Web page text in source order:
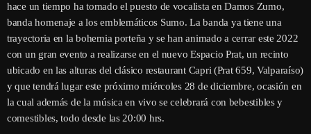
hace un tiempo ha tomado el puesto de vocalista en Damos Zumo,
banda homenaje a los emblemáticos Sumo. La banda ya tiene una
trayectoria en la bohemia porteña y se han animado a cerrar este 2022
con un gran evento a realizarse en el nuevo Espacio Prat, un recinto
ubicado en las alturas del clásico restaurant Capri (Prat 659, Valparaíso)
y que tendrá lugar este próximo miércoles 28 de diciembre, ocasión en
la cual además de la música en vivo se celebrará con bebestibles y
comestibles, todo desde las 20:00 hrs.